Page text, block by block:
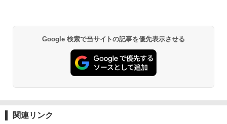
￥2,695
PYKES PEAK (パイクスピーク) 着替えテン
ト プライバシー テント 【中が透けない】 1
人用 折りたたみ 防災グッズ 災害用トイレ ビ
ーチ ピクニック ポップアップテント 携帯 簡
-08EX カーキ ソロキャンプ ポリエステル フ
レーム ドーム型 テント
￥14,800
Google 検索で当サイトの記事を優先表示させる
関連リンク